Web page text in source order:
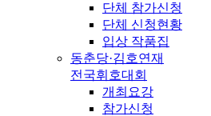
단체 참가신청
단체 신청현황
입상 작품집
동춘당·김호연재
전국휘호대회
개최요강
참가신청